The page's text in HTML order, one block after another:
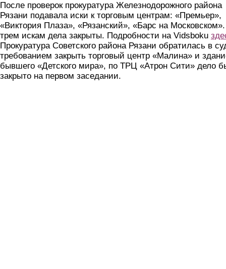
После проверок прокуратура Железнодорожного района
Рязани подавала иски к торговым центрам: «Премьер»,
«Виктория Плаза», «Рязанский», «Барс на
трем искам дела закрыты. Подробности на Vidsboku
Прокуратура Советского района Рязани обратилась в
требованием закрыть торговый центр «Малина» и
бывшего «Детского мира», по ТРЦ «Атрон Сити» дело
закрыто на первом заседании.